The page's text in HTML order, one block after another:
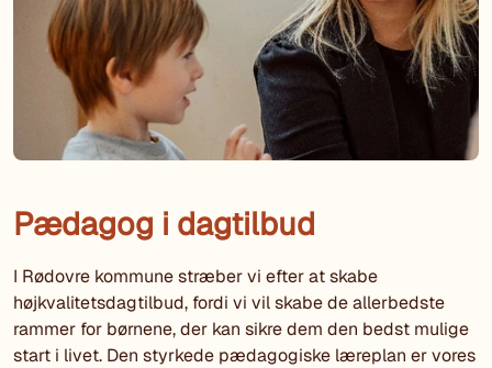
Pædagog i dagtilbud
I Rødovre kommune stræber vi efter at skabe
højkvalitetsdagtilbud, fordi vi vil skabe de allerbedste
rammer for børnene, der kan sikre dem den bedst mulige
start i livet. Den styrkede pædagogiske læreplan er vores